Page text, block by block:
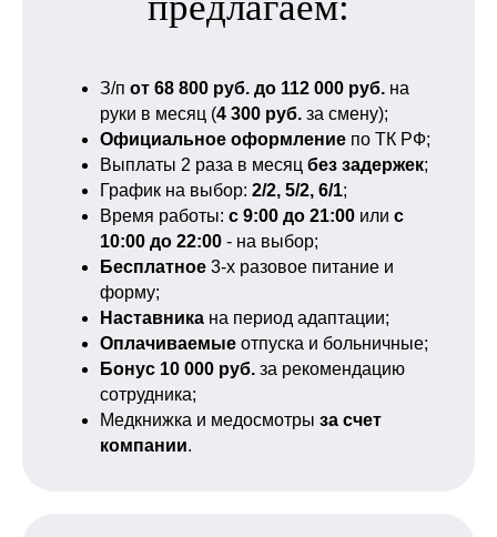
З/п от 68 800 руб. до 112 000 руб. на
руки в месяц (4 300 руб. за смену);
Официальное оформление по ТК РФ;
Выплаты 2 раза в месяц без задержек;
График на выбор: 2/2, 5/2, 6/1;
Время работы: с 9:00 до 21:00 или с
10:00 до 22:00 - на выбор;
Бесплатное 3-х разовое питание и
форму;
Наставника на период адаптации;
Оплачиваемые отпуска и больничные;
Бонус 10 000 руб. за рекомендацию
сотрудника;
Медкнижка и медосмотры за счет
компании.
Откликнуться
на вакансию: